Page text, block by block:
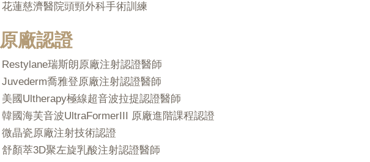
花蓮慈濟醫院頭頸外科手術訓練
原廠認證
Restylane瑞斯朗原廠注射認證醫師
Juvederm喬雅登原廠注射認證醫師
美國Ultherapy極線超音波拉提認證醫師
韓國海芙音波UltraFormerIII 原廠進階課程認證
微晶瓷原廠注射技術認證
舒顏萃3D聚左旋乳酸注射認證醫師